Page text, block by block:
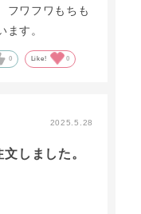
フワフワもちも
す。
0 Like! 0
2025.5.28
しました。